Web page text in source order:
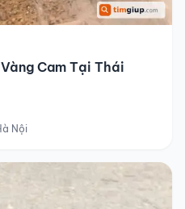
Cam Tại Thái
Nội